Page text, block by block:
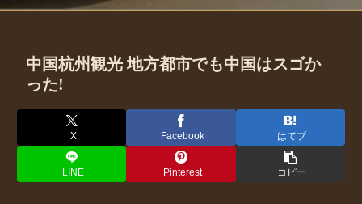
中国杭州観光 地方都市でも中国はスゴか
った!
X Facebook はてブ
LINE Pinterest コピー